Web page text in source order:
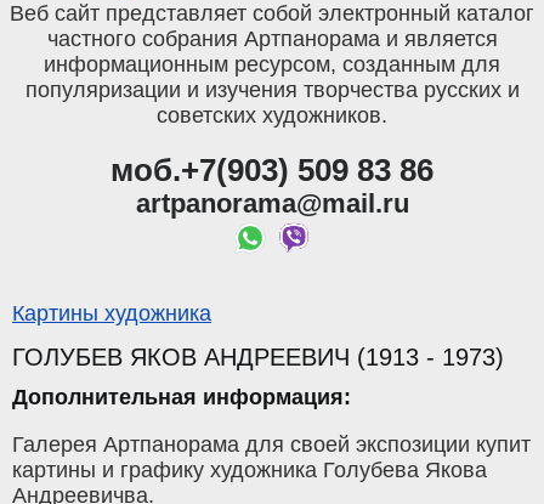
Веб сайт представляет собой электронный каталог
частного собрания Артпанорама и является
информационным ресурсом, созданным для
популяризации и изучения творчества русских и
советских художников.
моб.+7(903) 509 83 86
artpanorama@mail.ru
Картины художника
ГОЛУБЕВ ЯКОВ АНДРЕЕВИЧ (1913 - 1973)
Дополнительная информация:
Галерея Артпанорама для своей экспозиции купит
картины и графику художника Голубева Якова
Андреевичва.